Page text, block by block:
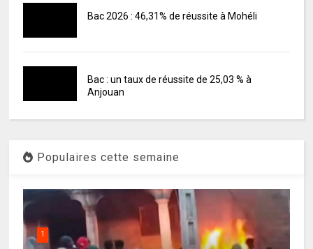
Bac 2026 : 46,31% de réussite à Mohéli
Bac : un taux de réussite de 25,03 % à
Anjouan
Populaires cette semaine
1